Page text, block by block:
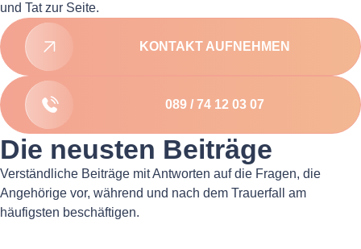
und Tat zur Seite.
KONTAKT AUFNEHMEN
089 / 74 12 03 07
Die neusten Beiträge
Verständliche Beiträge mit Antworten auf die Fragen, die
Angehörige vor, während und nach dem Trauerfall am
häufigsten beschäftigen.